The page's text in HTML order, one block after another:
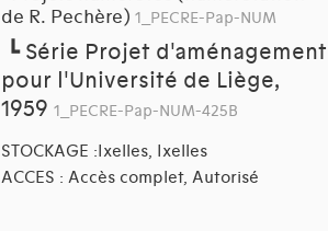
de R. Pechère) 1_PECRE-Pap-NUM
┗ Série Projet d'aménagement
pour l'Université de Liège,
1959 1_PECRE-Pap-NUM-425B
STOCKAGE :Ixelles, Ixelles
ACCES : Accès complet, Autorisé